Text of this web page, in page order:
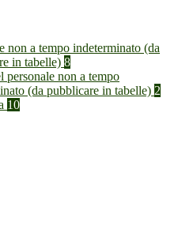
non a tempo indeterminato (da
in tabelle) 8
personale non a tempo
(da pubblicare in tabelle) 2
10